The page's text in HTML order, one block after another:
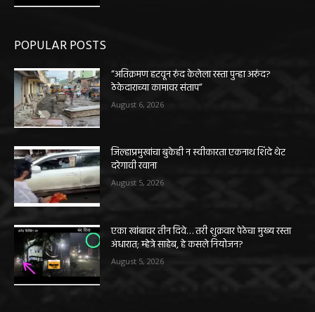
POPULAR POSTS
“अतिक्रमण हटवून रुंद केलेला रस्ता पुन्हा अरुंद?
ठेकेदाराच्या कामावर संताप”
August 6, 2026
जिल्हाप्रमुखांचा बुकेही न स्वीकारता एकनाथ शिंदे थेट
दरेगावी रवाना
August 5, 2026
एका खांबावर तीन दिवे… तरी शुक्रवार पेठेचा मुख्य रस्ता
अंधारात; म्हेत्रे साहेब, हे कसले नियोजन?
August 5, 2026